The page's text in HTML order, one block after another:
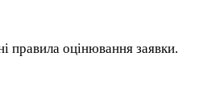
правила оцінювання заявки.